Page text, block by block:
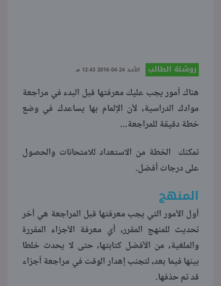
روشتة الطالب الأحد 24-04-2016 12:43 مـ
هناك أمور يجب عليك معرفتها قبل البدء في مراجعة
موادك الدراسية، لأن الإلمام بها يساعدك في وضع
خطة دقيقة للمراجعة...
تمكنك الخطة من الاستعداد للامتحانات والحصول
على درجات أفضل.
المنهج
أول الأمور التي يجب معرفتها قبل المراجعة هي آخر
تحديث للمنهج المقرر، أي معرفة الأجزاء المقررة
والملغية، من الأفضل كتابتها، حتى لا يحدث خلطا
بينها فيما بعد، لتجنب إهدار الوقت في مراجعة أجزاء
قد تم حذفها.